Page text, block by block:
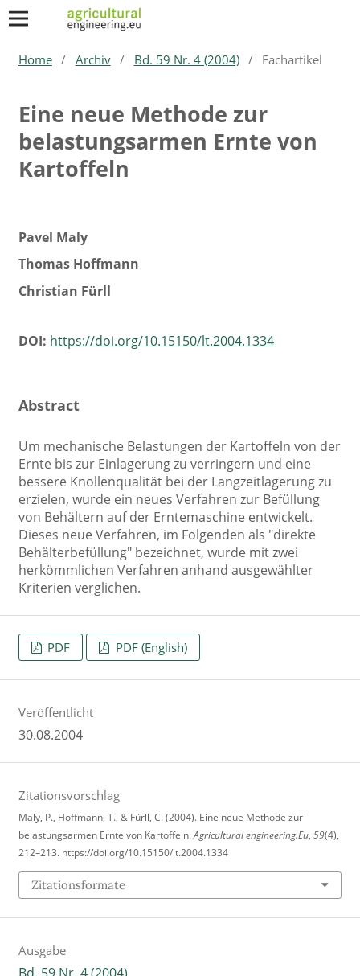
Home / Archiv / Bd. 59 Nr. 4 (2004) / Fachartikel
Eine neue Methode zur
belastungsarmen Ernte von
Kartoffeln
Pavel Maly
Thomas Hoffmann
Christian Fürll
DOI: https://doi.org/10.15150/lt.2004.1334
Abstract
Um mechanische Belastungen der Kartoffeln von der
Ernte bis zur Einlagerung zu verringern und eine
bessere Knollenqualität bei der Langzeitlagerung zu
erzielen, wurde ein neues Verfahren zur Befüllung
von Behältern auf der Erntemaschine entwickelt.
Dieses neue Verfahren, im Folgenden als "direkte
Behälterbefüllung" bezeichnet, wurde mit zwei
herkömmlichen Verfahren anhand ausgewählter
Kriterien verglichen.
PDF PDF (English)
Veröffentlicht
30.08.2004
Zitationsvorschlag
Maly, P., Hoffmann, T., & Fürll, C. (2004). Eine neue Methode zur
belastungsarmen Ernte von Kartoffeln.Agricultural engineering.Eu, 59(4),
212–213. https://doi.org/10.15150/lt.2004.1334
Zitationsformate
Ausgabe